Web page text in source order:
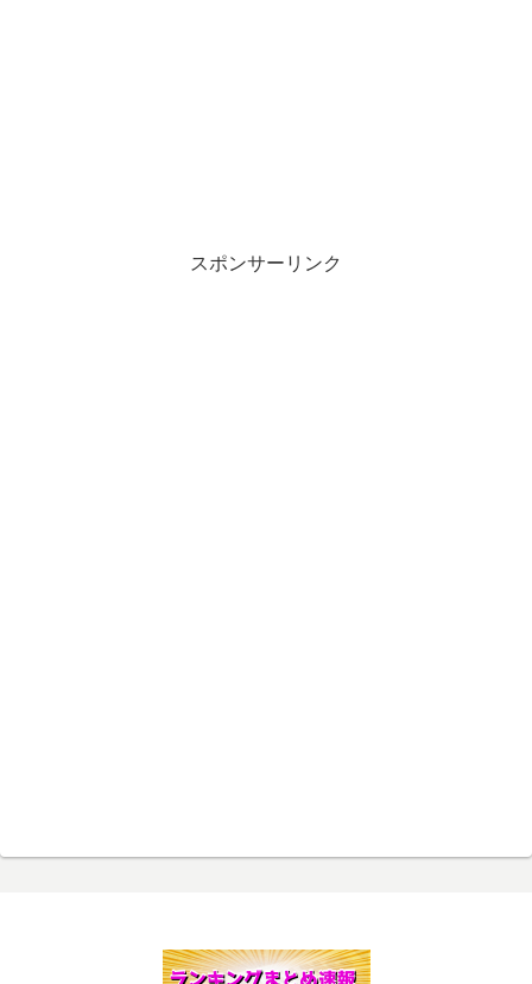
スポンサーリンク